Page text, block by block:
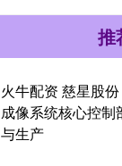
推
火牛配资 慈星股
成像系统核心控
与生产